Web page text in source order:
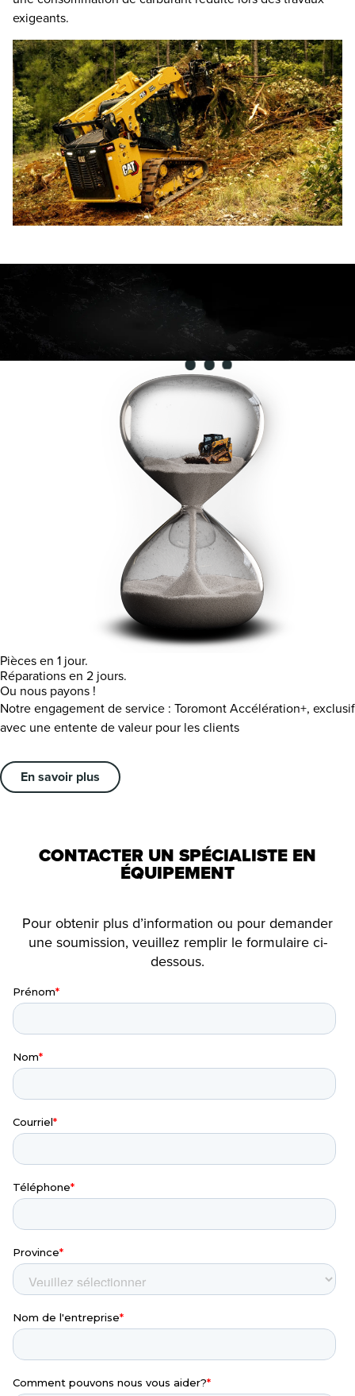
exigeants.
Pièces en 1 jour.
Réparations en 2 jours.
Ou nous payons !
Notre engagement de service : Toromont Accélération+, exclusif
avec une entente de valeur pour les clients
En savoir plus
CONTACTER UN SPÉCIALISTE EN
ÉQUIPEMENT
Pour obtenir plus d’information ou pour demander
une soumission, veuillez remplir le formulaire ci-
dessous.